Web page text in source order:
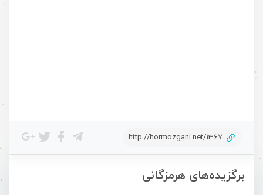
برگزیده‌های هرمزگانی
http://hormozgani.net/1367